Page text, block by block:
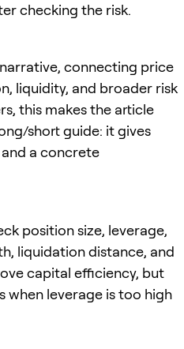
checking the risk.
connecting price
liquidity, and broader risk
this makes the article
short guide: it gives
and a concrete
position size, leverage,
liquidation distance, and
capital efficiency, but
when leverage is too high